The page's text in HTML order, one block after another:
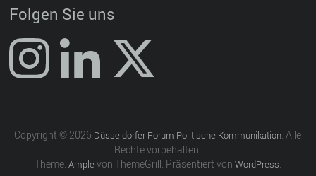
Folgen Sie uns
Copyright © 2026 Düsseldorfer Forum Politische Kommunikation. Alle
Rechte vorbehalten.
Theme: Amplevon ThemeGrill. Präsentiert von WordPress.